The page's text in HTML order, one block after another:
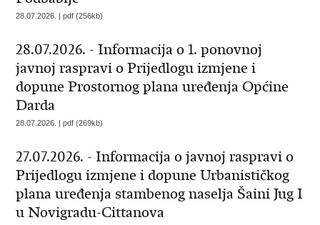
28.07.2026. | pdf (256kb)
28.07.2026. - Informacija o 1. ponovnoj
javnoj raspravi o Prijedlogu izmjene i
dopune Prostornog plana uređenja Općine
Darda
28.07.2026. | pdf (269kb)
27.07.2026. - Informacija o javnoj raspravi o
Prijedlogu izmjene i dopune Urbanističkog
plana uređenja stambenog naselja Šaini Jug I
u Novigradu-Cittanova